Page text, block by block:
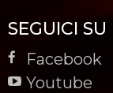
SEGUICI SU
Facebook
Youtube